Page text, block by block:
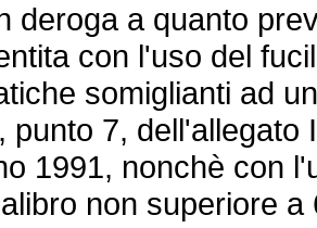
a quanto
con l'uso del
somiglianti ad
punto 7,
1991, nonchè con
non superiore